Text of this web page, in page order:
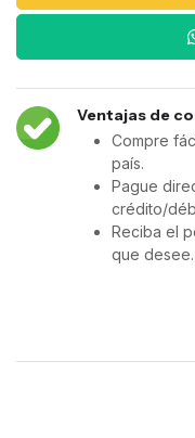
Ventajas de
Compre
país.
Pague
crédito/
Reciba el
que desee.